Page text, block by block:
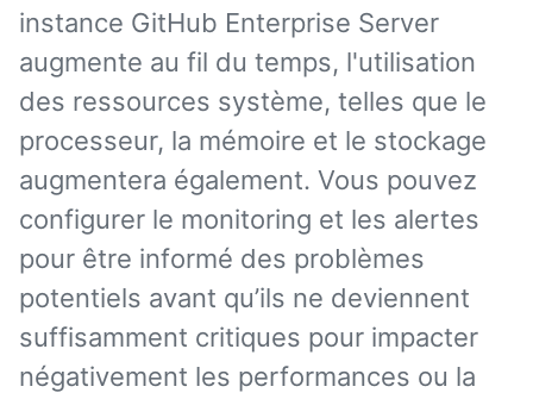
instance GitHub Enterprise Server
augmente au fil du temps, l'utilisation
des ressources système, telles que le
processeur, la mémoire et le stockage
augmentera également. Vous pouvez
configurer le monitoring et les alertes
pour être informé des problèmes
potentiels avant qu’ils ne deviennent
suffisamment critiques pour impacter
négativement les performances ou la